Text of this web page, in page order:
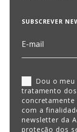
SUBSCREVER
Dou o
tratamento
com a
newsletter da
proteção dos